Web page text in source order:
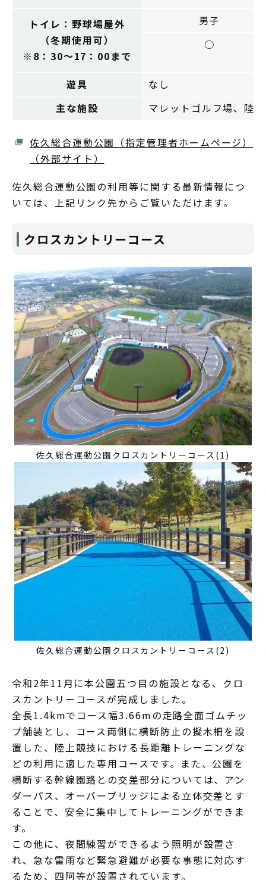
トイレ：野球場屋外
（冬期使用可）
※8：30～17：00まで
男子
○
遊具
なし
主な施設
マレットゴルフ場、陸
佐久総合運動公園（指定管理者ホームページ）
（外部サイト）
佐久総合運動公園の利用等に関する最新情報につ
いては、上記リンク先からご覧いただけます。
クロスカントリーコース
佐久総合運動公園クロスカントリーコース(1)
佐久総合運動公園クロスカントリーコース(2)
令和2年11月に本公園五つ目の施設となる、クロ
スカントリーコースが完成しました。
全長1.4kmでコース幅3.66mの走路全面ゴムチッ
プ舗装とし、コース両側に横断防止の擬木柵を設
置した、陸上競技における長距離トレーニングな
どの利用に適した専用コースです。また、公園を
横断する幹線園路との交差部分については、アン
ダーパス、オーバーブリッジによる立体交差とす
ることで、安全に集中してトレーニングができま
す。
この他に、夜間練習ができるよう照明が設置さ
れ、急な雷雨など緊急避難が必要な事態に対応す
るため、四阿等が設置されています。